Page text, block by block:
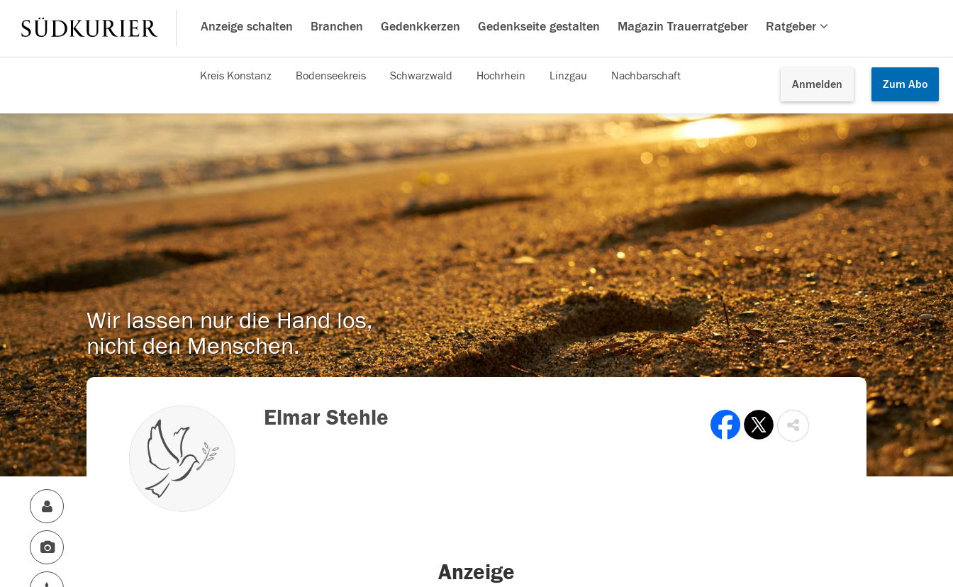
Anzeige schalten Branchen Gedenkkerzen Gedenkseite gestalten Magazin Trauerratgeber Ratgeber
Anmelden Zum Abo
Kreis Konstanz Bodenseekreis Schwarzwald Hochrhein Linzgau Nachbarschaft
Wir lassen nur die Hand los,
nicht den Menschen.
Elmar Stehle
Anzeige